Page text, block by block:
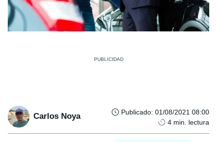
Carlos Noya Publicado: 01/08/2021 08:00
4 min. lectura